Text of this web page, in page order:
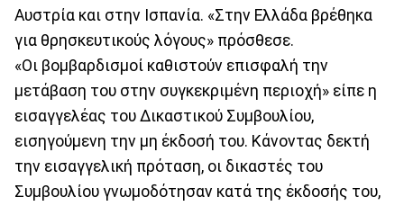
Αυστρία και στην Ισπανία. «Στην Ελλάδα βρέθηκα
για θρησκευτικούς λόγους» πρόσθεσε.
«Οι βομβαρδισμοί καθιστούν επισφαλή την
μετάβαση του στην συγκεκριμένη περιοχή» είπε η
εισαγγελέας του Δικαστικού Συμβουλίου,
εισηγούμενη την μη έκδοσή του. Κάνοντας δεκτή
την εισαγγελική πρόταση, οι δικαστές του
Συμβουλίου γνωμοδότησαν κατά της έκδοσής του,